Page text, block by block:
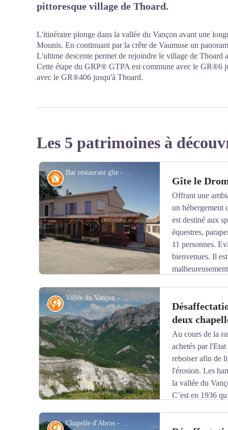
pittoresque village de Thoard.
L'itinéraire plonge dans la vallée du Vançon avant une
Mounis. En continuant par la crête de Vaumuse un
L'ultime descente permet de rejoindre le village de Thoard
Cette étape du GRP® GTPA est commune avec le GR®6
avec le GR®406 jusqu'à Thoard.
Les 5 patrimoines à
Bar restaurant gîte - Gîte le Dromon
Voir l'image en plein écran
Refuge Gîte le
Offrant une
un hébergement
est destiné aux
équestres,
11 personnes.
bienvenues. Il
+33 (0)6 62 68 56 94
+33 (0)6 59 82 89 09
le.dromon04@gmail.com
www.ledromon04.fr
Vallée du Vançon - © AD AHP, 209 Fi, Cliché Pascal Hubert, 2019
Histoire
deux
Au cours de la
achetés par
reboiser afin de
l'érosion. Les
la vallée du
C’est en 1936
reboisement. Pour procéder à cette vente, la commune
Chapelle d'Abros - © AD AHP, 209 Fi, Cliché Pascal Hubert, 2019